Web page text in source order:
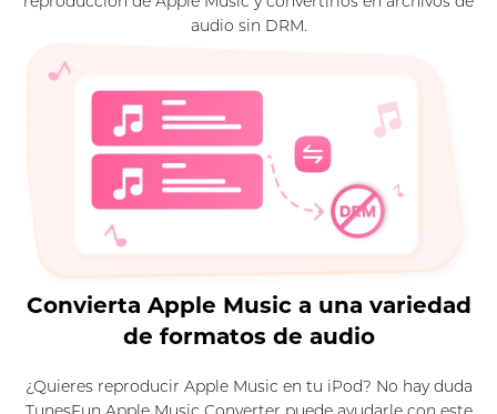
audio sin DRM.
Convierta Apple Music a una variedad
de formatos de audio
¿Quieres reproducir Apple Music en tu iPod? No hay duda